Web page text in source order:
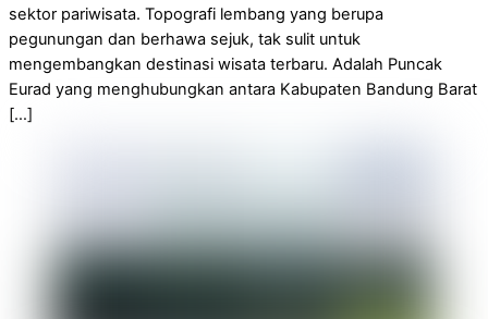
sektor pariwisata. Topografi lembang yang berupa
pegunungan dan berhawa sejuk, tak sulit untuk
mengembangkan destinasi wisata terbaru. Adalah Puncak
Eurad yang menghubungkan antara Kabupaten Bandung Barat
[…]